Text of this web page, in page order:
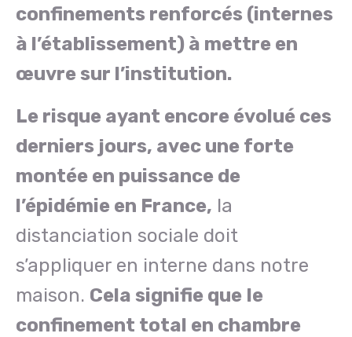
confinements renforcés (internes
à l’établissement) à mettre en
œuvre sur l’institution.
Le risque ayant encore évolué ces
derniers jours, avec une forte
montée en puissance de
l’épidémie en France, la
distanciation sociale doit
s’appliquer en interne dans notre
maison. Cela signifie que le
confinement total en chambre